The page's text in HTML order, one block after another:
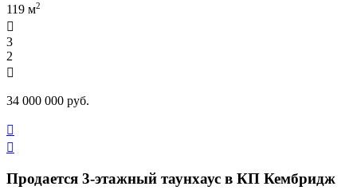
119 м2

3
2

34 000 000 руб.


Продается 3-этажный таунхаус в КП Кембридж